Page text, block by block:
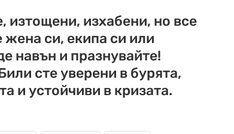
изтощени, изхабени, но все
жена си, екипа си или
навън и празнувайте!
сте уверени в бурята,
и устойчиви в кризата.